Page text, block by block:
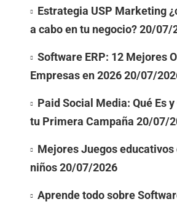
Estrategia USP Marketing
a cabo en tu negocio?20/07/
Software ERP: 12 Mejores
Empresas en 202620/07/
Paid Social Media: Qué Es
tu Primera Campaña 20/07/
Mejores Juegos educativos
niños20/07/2026
Aprende todo sobre